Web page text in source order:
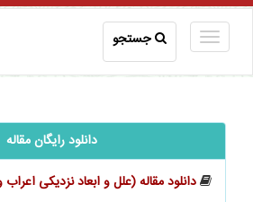
جستجو
دانلود رایگان مقاله
دانلود مقاله (علل و ابعاد نزدیکی